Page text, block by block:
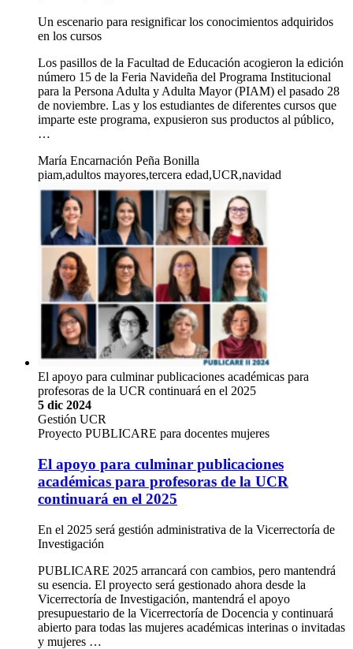
Un escenario para resignificar los conocimientos adquiridos
en los cursos
Los pasillos de la Facultad de Educación acogieron la edición
número 15 de la Feria Navideña del Programa Institucional
para la Persona Adulta y Adulta Mayor (PIAM) el pasado 28
de noviembre. Las y los estudiantes de diferentes cursos que
imparte este programa, expusieron sus productos al público,
…
María Encarnación Peña Bonilla
piam,adultos mayores,tercera edad,UCR,navidad
El apoyo para culminar publicaciones académicas para
profesoras de la UCR continuará en el 2025
5 dic 2024
Gestión UCR
Proyecto PUBLICARE para docentes mujeres
El apoyo para culminar publicaciones
académicas para profesoras de la UCR
continuará en el 2025
En el 2025 será gestión administrativa de la Vicerrectoría de
Investigación
PUBLICARE 2025 arrancará con cambios, pero mantendrá
su esencia. El proyecto será gestionado ahora desde la
Vicerrectoría de Investigación, mantendrá el apoyo
presupuestario de la Vicerrectoría de Docencia y continuará
abierto para todas las mujeres académicas interinas o invitadas
y mujeres …